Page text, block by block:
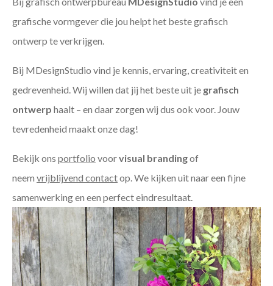
grafische vormgever die jou helpt het beste grafisch
ontwerp te verkrijgen.
Bij MDesignStudio vind je kennis, ervaring, creativiteit en
gedrevenheid. Wij willen dat jij het beste uit je grafisch
ontwerp haalt – en daar zorgen wij dus ook voor. Jouw
tevredenheid maakt onze dag!
Bekijk ons portfolio voorvisual brandingof
neem vrijblijvend contactop. We kijken uit naar een fijne
samenwerking en een perfect eindresultaat.